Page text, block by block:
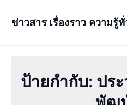
ข่าวสาร เรื่องราว ความรู้
ป้ายกำกับ: ปร